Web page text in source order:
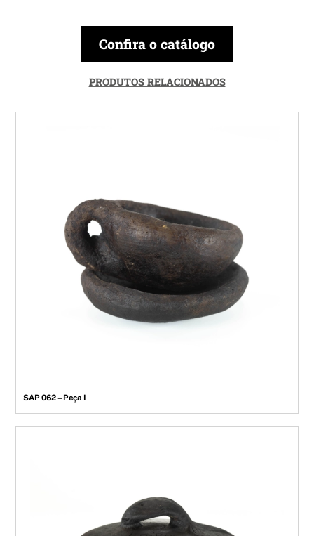
Confira o catálogo
PRODUTOS RELACIONADOS
SAP 062 – Peça I